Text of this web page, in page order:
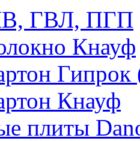
ГВЛ, ПГП
Кнауф
Гипрок
Кнауф
плиты